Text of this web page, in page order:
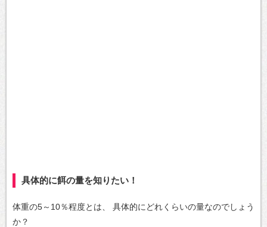
具体的に餌の量を知りたい！
体重の5～10％程度とは、
具体的にどれくらいの量なのでしょう
か？